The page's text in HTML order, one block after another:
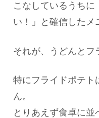
こなしているうちに
い！」と確信したメ
それが、うどんとフ
特にフライドポテト
ん。
とりあえず食卓に